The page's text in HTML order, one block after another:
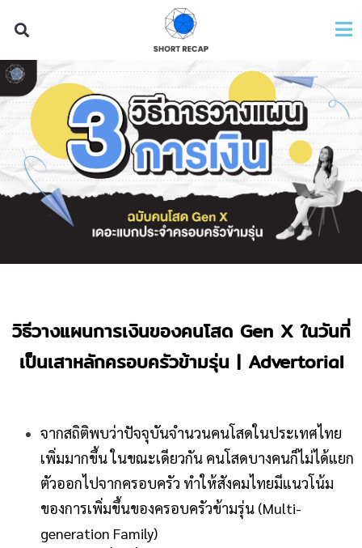
วิธีวางแผนการเงินของคนโสด Gen X ในวันที่
เป็นเสาหลักครอบครัวข้ามรุ่น| Advertorial
จากสถิติพบว่าปัจจุบันจำนวนคนโสดในประเทศไทย
เพิ่มมากขึ้น ในขณะเดียวกัน คนโสดบางคนก็ไม่ได้แยก
ตัวออกไปจากครอบครัว ทำให้สังคมไทยมีแนวโน้ม
ของการเพิ่มขึ้นของครอบครัวข้ามรุ่น (Multi-
generation Family)